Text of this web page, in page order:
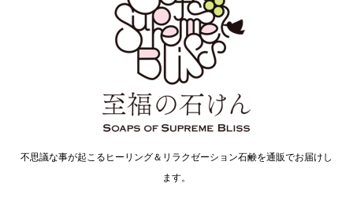
不思議な事が起こるヒーリング＆リラクゼーション石鹸を通販でお届けし
ます。